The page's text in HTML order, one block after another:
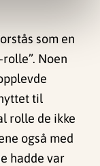
som en
Noen
til
rolle de ikke
også med
hadde var